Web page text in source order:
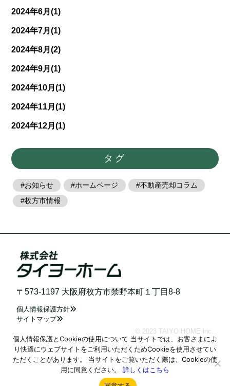
2024年6月(1)
2024年7月(1)
2024年8月(2)
2024年9月(1)
2024年10月(1)
2024年11月(1)
2024年12月(1)
タグ
お知らせ ホームページ
不動産売却コラム
枚方市情報
〒573-1197 大阪府枚方市禁野本町１丁目8-8
個人情報保護方針
サイトマップ
© 2023 TAIYO HOME inc.
個人情報保護とCookieの使用について 当サイトでは、お客さまによ
り快適にウェブサイトをご利用いただくためCookieを使用させてい
ただくことがあります。 当サイトをご覧いただく際は、Cookieの使
用に同意ください。 詳しくはこちら